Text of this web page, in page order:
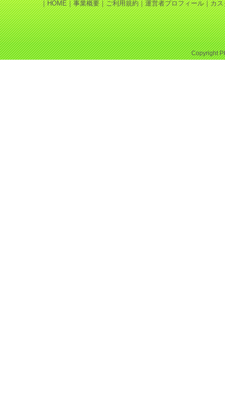
｜HOME｜事業概要｜ご利用規約｜運営者プロフィール｜カス
Copyright